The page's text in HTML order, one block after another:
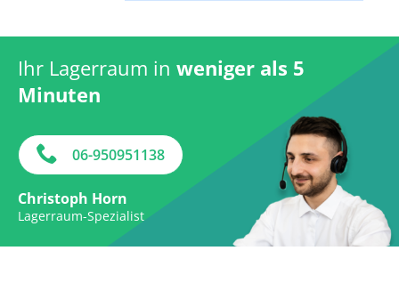
Ihr Lagerraum in weniger als 5
Minuten
06-950951138
Christoph Horn
Lagerraum-Spezialist